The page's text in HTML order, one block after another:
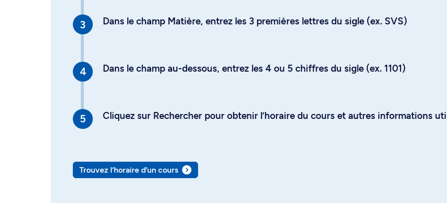
Dans le champ Matière, entrez les 3 premières lettres du sigle (ex. SVS)
Dans le champ au-dessous, entrez les 4 ou 5 chiffres du sigle (ex. 1101)
Cliquez sur Rechercher pour obtenir l’horaire du cours et autres informations
Trouvez l’horaire d’un cours